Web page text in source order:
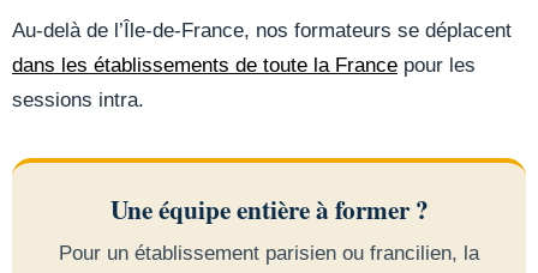
Au-delà de l’Île-de-France, nos formateurs se déplacent
dans les établissements de toute la France pour les
sessions intra.
Une équipe entière à former ?
Pour un établissement parisien ou francilien, la